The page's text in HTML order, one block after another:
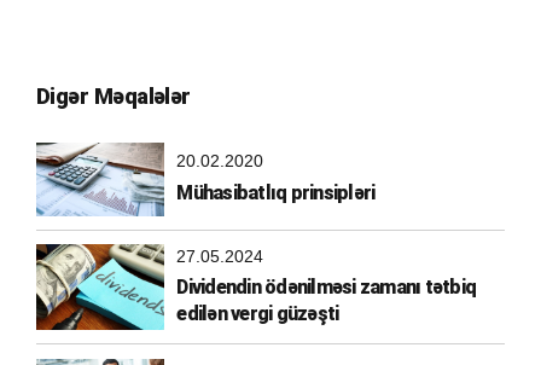
Digər Məqalələr
20.02.2020
Mühasibatlıq prinsipləri
27.05.2024
Dividendin ödənilməsi zamanı tətbiq
edilən vergi güzəşti